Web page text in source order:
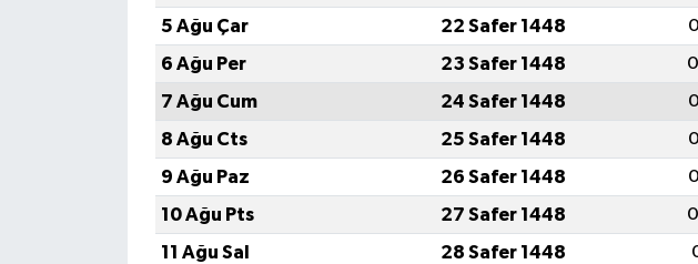
5 Ağu Çar
22 Safer 1448
6 Ağu Per
23 Safer 1448
7 Ağu Cum
24 Safer 1448
8 Ağu Cts
25 Safer 1448
9 Ağu Paz
26 Safer 1448
10 Ağu Pts
27 Safer 1448
11 Ağu Sal
28 Safer 1448